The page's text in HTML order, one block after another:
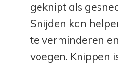
geknipt als
Snijden kan
te verminderen
voegen. Knippen